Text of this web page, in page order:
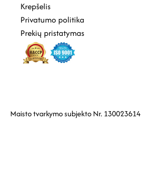
Krepšelis
Privatumo politika
Prekių pristatymas
Maisto tvarkymo subjekto Nr. 130023614